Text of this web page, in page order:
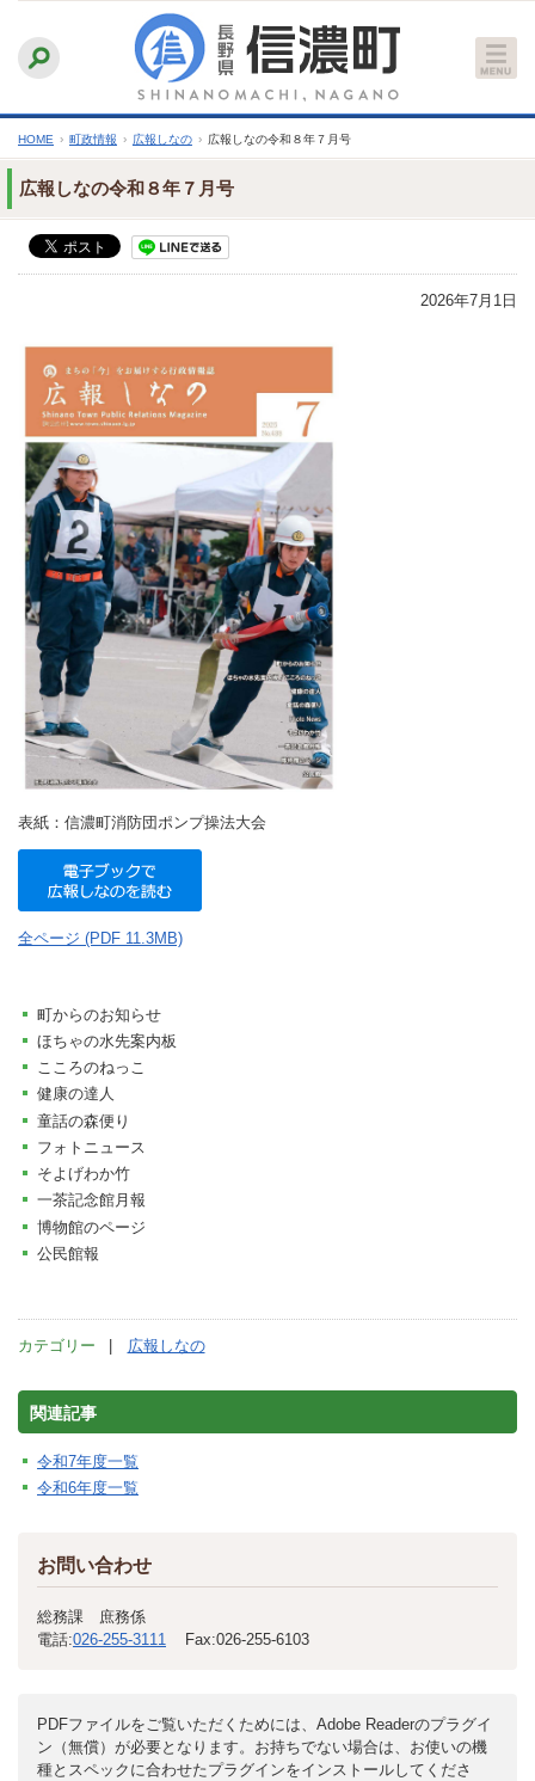
文
へ
ふりがなをつける
文字サイズ
縮小 標準 拡大
HOME › 町政情報 › 広報しなの › 広報しなの令和８年７月号
広報しなの令和８年７月号
2026年7月1日
表紙：信濃町消防団ポンプ操法大会
全ページ (PDF 11.3MB)
町からのお知らせ
ほちゃの水先案内板
こころのねっこ
健康の達人
童話の森便り
フォトニュース
そよげわか竹
一茶記念館月報
博物館のページ
公民館報
カテゴリー 広報しなの
関連記事
令和7年度一覧
令和6年度一覧
お問い合わせ
総務課 庶務係
電話:026-255-3111 Fax:026-255-6103
PDFファイルをご覧いただくためには、Adobe Readerのプラグイ
ン（無償）が必要となります。お持ちでない場合は、お使いの機
種とスペックに合わせたプラグインをインストールしてくださ